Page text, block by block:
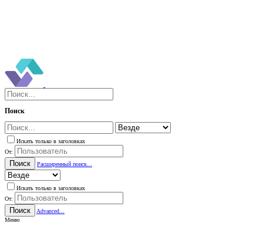
Поиск
Искать только в заголовках
От:
Поиск Расширенный поиск...
Искать только в заголовках
От:
Поиск
Advanced...
Меню